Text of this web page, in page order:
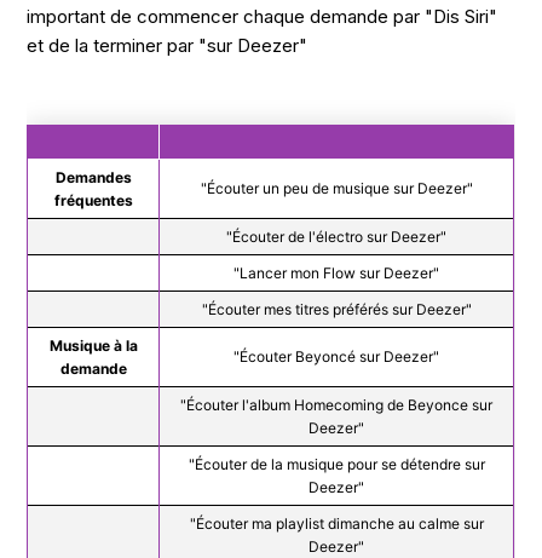
important de commencer chaque demande par "Dis Siri"
et de la terminer par "sur Deezer"
Demandes
fréquentes
"Écouter un peu de musique sur Deezer"
"Écouter de l'électro sur Deezer"
"Lancer mon Flow sur Deezer"
"Écouter mes titres préférés sur Deezer"
Musique à la
demande
"Écouter Beyoncé sur Deezer"
"Écouter l'album Homecoming de Beyonce sur
Deezer"
"Écouter de la musique pour se détendre sur
Deezer"
"Écouter ma playlist dimanche au calme sur
Deezer"